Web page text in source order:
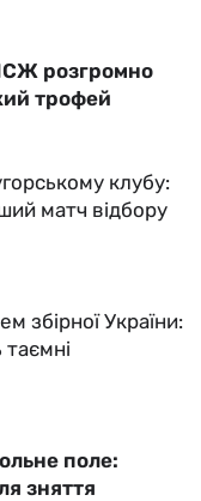
розгромно
трофей
клубу:
матч відбору
збірної України:
поле:
зняття